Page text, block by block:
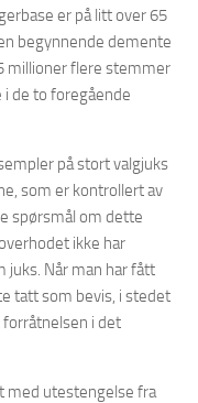
er på litt over 65
begynnende demente
millioner flere stemmer
i de to foregående
på stort valgjuks
som er kontrollert av
spørsmål om dette
ikke har
juks. Når man har fått
tatt som bevis, i stedet
forråtnelsen i det
med utestengelse fra